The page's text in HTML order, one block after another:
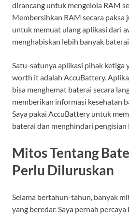
dirancang untuk mengelola RAM
Membersihkan RAM secara paksa
untuk memuat ulang aplikasi dari
menghabiskan lebih banyak
Satu-satunya aplikasi pihak ketiga
worth it adalah AccuBattery.
bisa menghemat baterai secara
memberikan informasi kesehatan
Saya pakai AccuBattery untuk
baterai dan menghindari pengisian
Mitos Tentang
Perlu Diluruskan
Selama bertahun-tahun, banyak
yang beredar. Saya pernah